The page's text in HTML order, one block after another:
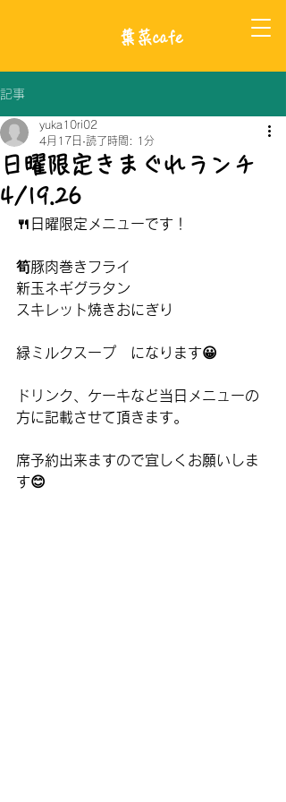
​葉菜cafe
記事
日曜限定きまぐれランチ
4/19.26
yuka10ri02
4月17日 読了時間: 1分
🍴日曜限定メニューです！
筍豚肉巻きフライ
新玉ネギグラタン
スキレット焼きおにぎり
緑ミルクスープ　になります😀
ドリンク、ケーキなど当日メニューの
方に記載させて頂きます。
席予約出来ますので宜しくお願いしま
す😊